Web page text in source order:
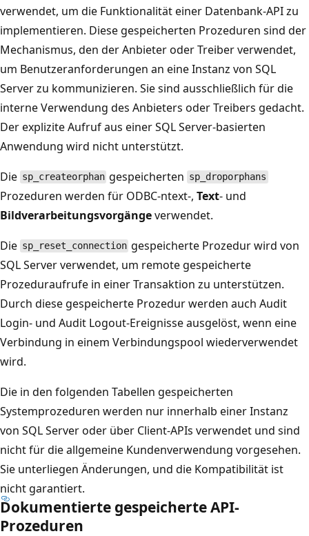
verwendet, um die Funktionalität einer Datenbank-API zu
implementieren. Diese gespeicherten Prozeduren sind der
Mechanismus, den der Anbieter oder Treiber verwendet,
um Benutzeranforderungen an eine Instanz von SQL
Server zu kommunizieren. Sie sind ausschließlich für die
interne Verwendung des Anbieters oder Treibers gedacht.
Der explizite Aufruf aus einer SQL Server-basierten
Anwendung wird nicht unterstützt.
Die sp_createorphan gespeicherten sp_droporphans
Prozeduren werden für ODBC-ntext-, Text- und
Bildverarbeitungsvorgängeverwendet.
Die sp_reset_connection gespeicherte Prozedur wird von
SQL Server verwendet, um remote gespeicherte
Prozeduraufrufe in einer Transaktion zu unterstützen.
Durch diese gespeicherte Prozedur werden auch Audit
Login- und Audit Logout-Ereignisse ausgelöst, wenn eine
Verbindung in einem Verbindungspool wiederverwendet
wird.
Die in den folgenden Tabellen gespeicherten
Systemprozeduren werden nur innerhalb einer Instanz
von SQL Server oder über Client-APIs verwendet und sind
nicht für die allgemeine Kundenverwendung vorgesehen.
Sie unterliegen Änderungen, und die Kompatibilität ist
nicht garantiert.
Dokumentierte gespeicherte API-
Prozeduren